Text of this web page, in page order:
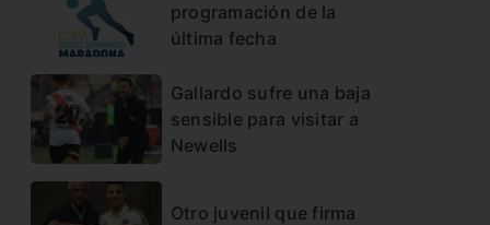
programación de la
última fecha
Gallardo sufre una baja
sensible para visitar a
Newells
Otro juvenil que firma